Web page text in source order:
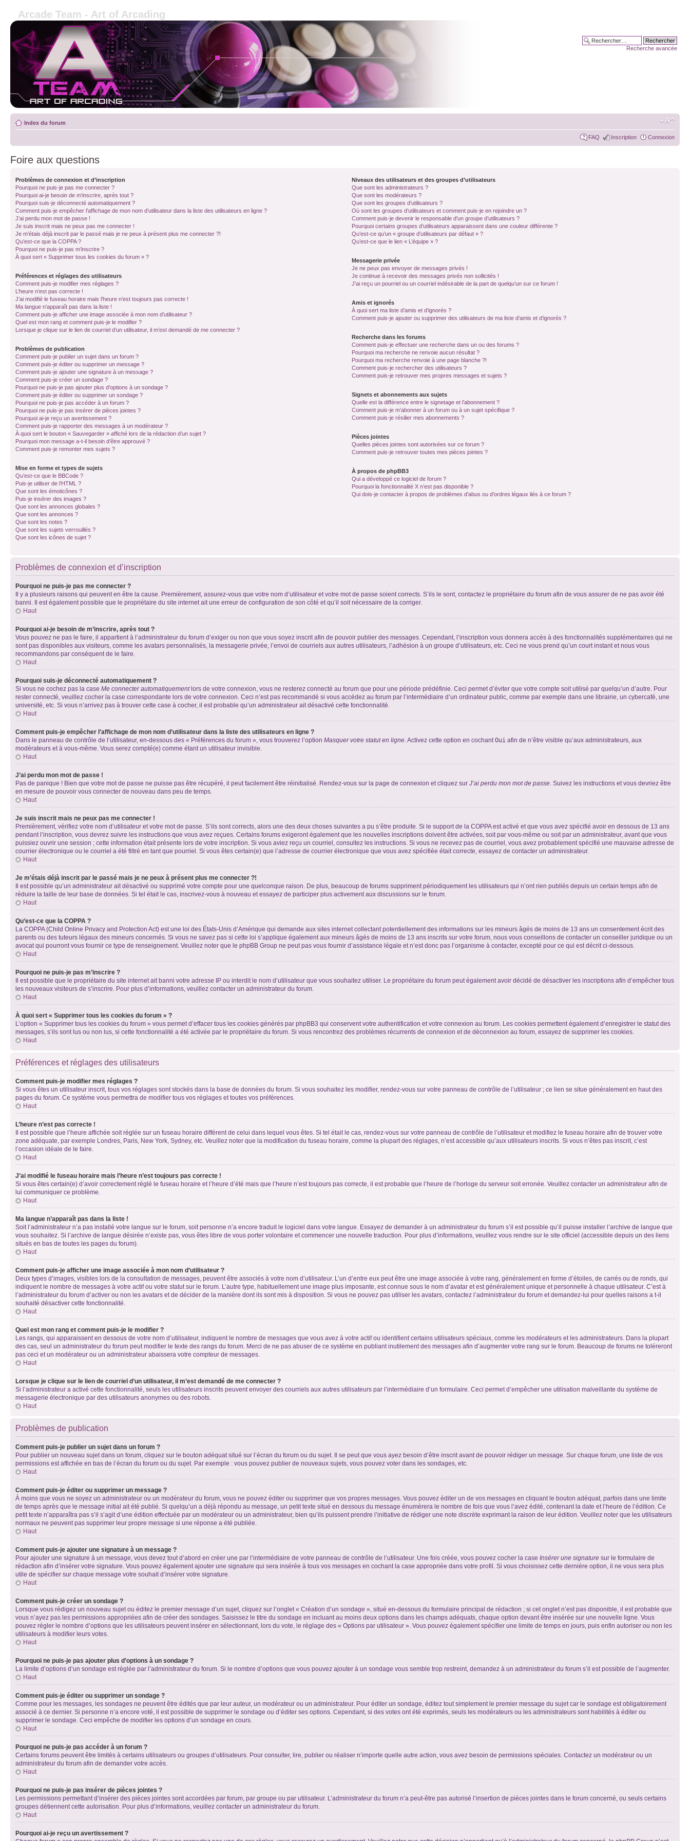
Arcade Team - Art of Arcading
Recherche avancée
Index du forum
FAQ Inscription Connexion
Foire aux questions
Problèmes de connexion et d’inscription
Pourquoi ne puis-je pas me connecter ?
Pourquoi ai-je besoin de m’inscrire, après tout ?
Pourquoi suis-je déconnecté automatiquement ?
Comment puis-je empêcher l’affichage de mon nom d’utilisateur dans la liste des utilisateurs en ligne ?
J’ai perdu mon mot de passe !
Je suis inscrit mais ne peux pas me connecter !
Je m’étais déjà inscrit par le passé mais je ne peux à présent plus me connecter ?!
Qu’est-ce que la COPPA ?
Pourquoi ne puis-je pas m’inscrire ?
À quoi sert « Supprimer tous les cookies du forum » ?
Préférences et réglages des utilisateurs
Comment puis-je modifier mes réglages ?
L’heure n’est pas correcte !
J’ai modifié le fuseau horaire mais l’heure n’est toujours pas correcte !
Ma langue n’apparaît pas dans la liste !
Comment puis-je afficher une image associée à mon nom d’utilisateur ?
Quel est mon rang et comment puis-je le modifier ?
Lorsque je clique sur le lien de courriel d’un utilisateur, il m’est demandé de me connecter ?
Problèmes de publication
Comment puis-je publier un sujet dans un forum ?
Comment puis-je éditer ou supprimer un message ?
Comment puis-je ajouter une signature à un message ?
Comment puis-je créer un sondage ?
Pourquoi ne puis-je pas ajouter plus d’options à un sondage ?
Comment puis-je éditer ou supprimer un sondage ?
Pourquoi ne puis-je pas accéder à un forum ?
Pourquoi ne puis-je pas insérer de pièces jointes ?
Pourquoi ai-je reçu un avertissement ?
Comment puis-je rapporter des messages à un modérateur ?
À quoi sert le bouton « Sauvegarder » affiché lors de la rédaction d’un sujet ?
Pourquoi mon message a-t-il besoin d’être approuvé ?
Comment puis-je remonter mes sujets ?
Mise en forme et types de sujets
Qu’est-ce que le BBCode ?
Puis-je utiliser de l’HTML ?
Que sont les émoticônes ?
Puis-je insérer des images ?
Que sont les annonces globales ?
Que sont les annonces ?
Que sont les notes ?
Que sont les sujets verrouillés ?
Que sont les icônes de sujet ?
Niveaux des utilisateurs et des groupes d’utilisateurs
Que sont les administrateurs ?
Que sont les modérateurs ?
Que sont les groupes d’utilisateurs ?
Où sont les groupes d’utilisateurs et comment puis-je en rejoindre un ?
Comment puis-je devenir le responsable d’un groupe d’utilisateurs ?
Pourquoi certains groupes d’utilisateurs apparaissent dans une couleur différente ?
Qu’est-ce qu’un « groupe d’utilisateurs par défaut » ?
Qu’est-ce que le lien « L’équipe » ?
Messagerie privée
Je ne peux pas envoyer de messages privés !
Je continue à recevoir des messages privés non sollicités !
J’ai reçu un pourriel ou un courriel indésirable de la part de quelqu’un sur ce forum !
Amis et ignorés
À quoi sert ma liste d’amis et d’ignorés ?
Comment puis-je ajouter ou supprimer des utilisateurs de ma liste d’amis et d’ignorés ?
Recherche dans les forums
Comment puis-je effectuer une recherche dans un ou des forums ?
Pourquoi ma recherche ne renvoie aucun résultat ?
Pourquoi ma recherche renvoie à une page blanche ?!
Comment puis-je rechercher des utilisateurs ?
Comment puis-je retrouver mes propres messages et sujets ?
Signets et abonnements aux sujets
Quelle est la différence entre le signetage et l’abonnement ?
Comment puis-je m’abonner à un forum ou à un sujet spécifique ?
Comment puis-je résilier mes abonnements ?
Pièces jointes
Quelles pièces jointes sont autorisées sur ce forum ?
Comment puis-je retrouver toutes mes pièces jointes ?
À propos de phpBB3
Qui a développé ce logiciel de forum ?
Pourquoi la fonctionnalité X n’est pas disponible ?
Qui dois-je contacter à propos de problèmes d’abus ou d’ordres légaux liés à ce forum ?
Problèmes de connexion et d’inscription
Pourquoi ne puis-je pas me connecter ?
Il y a plusieurs raisons qui peuvent en être la cause. Premièrement, assurez-vous que votre nom d’utilisateur et votre mot de passe soient corrects. S’ils le sont, contactez le propriétaire du forum afin de vous assurer de ne pas avoir été
banni. Il est également possible que le propriétaire du site internet ait une erreur de configuration de son côté et qu’il soit nécessaire de la corriger.
Haut
Pourquoi ai-je besoin de m’inscrire, après tout ?
Vous pouvez ne pas le faire, il appartient à l’administrateur du forum d’exiger ou non que vous soyez inscrit afin de pouvoir publier des messages. Cependant, l’inscription vous donnera accès à des fonctionnalités supplémentaires qui ne
sont pas disponibles aux visiteurs, comme les avatars personnalisés, la messagerie privée, l’envoi de courriels aux autres utilisateurs, l’adhésion à un groupe d’utilisateurs, etc. Ceci ne vous prend qu’un court instant et nous vous
recommandons par conséquent de le faire.
Haut
Pourquoi suis-je déconnecté automatiquement ?
Si vous ne cochez pas la case Me connecter automatiquementlors de votre connexion, vous ne resterez connecté au forum que pour une période prédéfinie. Ceci permet d’éviter que votre compte soit utilisé par quelqu’un d’autre. Pour
rester connecté, veuillez cocher la case correspondante lors de votre connexion. Ceci n’est pas recommandé si vous accédez au forum par l’intermédiaire d’un ordinateur public, comme par exemple dans une librairie, un cybercafé, une
université, etc. Si vous n’arrivez pas à trouver cette case à cocher, il est probable qu’un administrateur ait désactivé cette fonctionnalité.
Haut
Comment puis-je empêcher l’affichage de mon nom d’utilisateur dans la liste des utilisateurs en ligne ?
Dans le panneau de contrôle de l’utilisateur, en-dessous des « Préférences du forum », vous trouverez l’option Masquer votre statut en ligne. Activez cette option en cochantOui afin de n’être visible qu’aux administrateurs, aux
modérateurs et à vous-même. Vous serez compté(e) comme étant un utilisateur invisible.
Haut
J’ai perdu mon mot de passe !
Pas de panique ! Bien que votre mot de passe ne puisse pas être récupéré, il peut facilement être réinitialisé. Rendez-vous sur la page de connexion et cliquez sur J’ai perdu mon mot de passe. Suivez les instructions et vous devriez être
en mesure de pouvoir vous connecter de nouveau dans peu de temps.
Haut
Je suis inscrit mais ne peux pas me connecter !
Premièrement, vérifiez votre nom d’utilisateur et votre mot de passe. S’ils sont corrects, alors une des deux choses suivantes a pu s’être produite. Si le support de la COPPA est activé et que vous avez spécifié avoir en dessous de 13 ans
pendant l’inscription, vous devrez suivre les instructions que vous avez reçues. Certains forums exigeront également que les nouvelles inscriptions doivent être activées, soit par vous-même ou soit par un administrateur, avant que vous
puissiez ouvrir une session ; cette information était présente lors de votre inscription. Si vous aviez reçu un courriel, consultez les instructions. Si vous ne recevez pas de courriel, vous avez probablement spécifié une mauvaise adresse de
courrier électronique ou le courriel a été filtré en tant que pourriel. Si vous êtes certain(e) que l’adresse de courrier électronique que vous avez spécifiée était correcte, essayez de contacter un administrateur.
Haut
Je m’étais déjà inscrit par le passé mais je ne peux à présent plus me connecter ?!
Il est possible qu’un administrateur ait désactivé ou supprimé votre compte pour une quelconque raison. De plus, beaucoup de forums suppriment périodiquement les utilisateurs qui n’ont rien publiés depuis un certain temps afin de
réduire la taille de leur base de données. Si tel était le cas, inscrivez-vous à nouveau et essayez de participer plus activement aux discussions sur le forum.
Haut
Qu’est-ce que la COPPA ?
La COPPA (Child Online Privacy and Protection Act) est une loi des États-Unis d’Amérique qui demande aux sites internet collectant potentiellement des informations sur les mineurs âgés de moins de 13 ans un consentement écrit des
parents ou des tuteurs légaux des mineurs concernés. Si vous ne savez pas si cette loi s’applique également aux mineurs âgés de moins de 13 ans inscrits sur votre forum, nous vous conseillons de contacter un conseiller juridique ou un
avocat qui pourront vous fournir ce type de renseignement. Veuillez noter que le phpBB Group ne peut pas vous fournir d’assistance légale et n’est donc pas l’organisme à contacter, excepté pour ce qui est décrit ci-dessous.
Haut
Pourquoi ne puis-je pas m’inscrire ?
Il est possible que le propriétaire du site internet ait banni votre adresse IP ou interdit le nom d’utilisateur que vous souhaitez utiliser. Le propriétaire du forum peut également avoir décidé de désactiver les inscriptions afin d’empêcher tous
les nouveaux visiteurs de s’inscrire. Pour plus d’informations, veuillez contacter un administrateur du forum.
Haut
À quoi sert « Supprimer tous les cookies du forum » ?
L’option « Supprimer tous les cookies du forum » vous permet d’effacer tous les cookies générés par phpBB3 qui conservent votre authentification et votre connexion au forum. Les cookies permettent également d’enregistrer le statut des
messages, s’ils sont lus ou non lus, si cette fonctionnalité a été activée par le propriétaire du forum. Si vous rencontrez des problèmes récurrents de connexion et de déconnexion au forum, essayez de supprimer les cookies.
Haut
Préférences et réglages des utilisateurs
Comment puis-je modifier mes réglages ?
Si vous êtes un utilisateur inscrit, tous vos réglages sont stockés dans la base de données du forum. Si vous souhaitez les modifier, rendez-vous sur votre panneau de contrôle de l’utilisateur ; ce lien se situe généralement en haut des
pages du forum. Ce système vous permettra de modifier tous vos réglages et toutes vos préférences.
Haut
L’heure n’est pas correcte !
Il est possible que l’heure affichée soit réglée sur un fuseau horaire différent de celui dans lequel vous êtes. Si tel était le cas, rendez-vous sur votre panneau de contrôle de l’utilisateur et modifiez le fuseau horaire afin de trouver votre
zone adéquate, par exemple Londres, Paris, New York, Sydney, etc. Veuillez noter que la modification du fuseau horaire, comme la plupart des réglages, n’est accessible qu’aux utilisateurs inscrits. Si vous n’êtes pas inscrit, c’est
l’occasion idéale de le faire.
Haut
J’ai modifié le fuseau horaire mais l’heure n’est toujours pas correcte !
Si vous êtes certain(e) d’avoir correctement réglé le fuseau horaire et l’heure d’été mais que l’heure n’est toujours pas correcte, il est probable que l’heure de l’horloge du serveur soit erronée. Veuillez contacter un administrateur afin de
lui communiquer ce problème.
Haut
Ma langue n’apparaît pas dans la liste !
Soit l’administrateur n’a pas installé votre langue sur le forum, soit personne n’a encore traduit le logiciel dans votre langue. Essayez de demander à un administrateur du forum s’il est possible qu’il puisse installer l’archive de langue que
vous souhaitez. Si l’archive de langue désirée n’existe pas, vous êtes libre de vous porter volontaire et commencer une nouvelle traduction. Pour plus d’informations, veuillez vous rendre sur le site officiel (accessible depuis un des liens
situés en bas de toutes les pages du forum).
Haut
Comment puis-je afficher une image associée à mon nom d’utilisateur ?
Deux types d’images, visibles lors de la consultation de messages, peuvent être associés à votre nom d’utilisateur. L’un d’entre eux peut être une image associée à votre rang, généralement en forme d’étoiles, de carrés ou de ronds, qui
indiquent le nombre de messages à votre actif ou votre statut sur le forum. L’autre type, habituellement une image plus imposante, est connue sous le nom d’avatar et est généralement unique et personnelle à chaque utilisateur. C’est à
l’administrateur du forum d’activer ou non les avatars et de décider de la manière dont ils sont mis à disposition. Si vous ne pouvez pas utiliser les avatars, contactez l’administrateur du forum et demandez-lui pour quelles raisons a t-il
souhaité désactiver cette fonctionnalité.
Haut
Quel est mon rang et comment puis-je le modifier ?
Les rangs, qui apparaissent en dessous de votre nom d’utilisateur, indiquent le nombre de messages que vous avez à votre actif ou identifient certains utilisateurs spéciaux, comme les modérateurs et les administrateurs. Dans la plupart
des cas, seul un administrateur du forum peut modifier le texte des rangs du forum. Merci de ne pas abuser de ce système en publiant inutilement des messages afin d’augmenter votre rang sur le forum. Beaucoup de forums ne toléreront
pas ceci et un modérateur ou un administrateur abaissera votre compteur de messages.
Haut
Lorsque je clique sur le lien de courriel d’un utilisateur, il m’est demandé de me connecter ?
Si l’administrateur a activé cette fonctionnalité, seuls les utilisateurs inscrits peuvent envoyer des courriels aux autres utilisateurs par l’intermédiaire d’un formulaire. Ceci permet d’empêcher une utilisation malveillante du système de
messagerie électronique par des utilisateurs anonymes ou des robots.
Haut
Problèmes de publication
Comment puis-je publier un sujet dans un forum ?
Pour publier un nouveau sujet dans un forum, cliquez sur le bouton adéquat situé sur l’écran du forum ou du sujet. Il se peut que vous ayez besoin d’être inscrit avant de pouvoir rédiger un message. Sur chaque forum, une liste de vos
permissions est affichée en bas de l’écran du forum ou du sujet. Par exemple : vous pouvez publier de nouveaux sujets, vous pouvez voter dans les sondages, etc.
Haut
Comment puis-je éditer ou supprimer un message ?
À moins que vous ne soyez un administrateur ou un modérateur du forum, vous ne pouvez éditer ou supprimer que vos propres messages. Vous pouvez éditer un de vos messages en cliquant le bouton adéquat, parfois dans une limite
de temps après que le message initial ait été publié. Si quelqu’un a déjà répondu au message, un petit texte situé en dessous du message énumèrera le nombre de fois que vous l’avez édité, contenant la date et l’heure de l’édition. Ce
petit texte n’apparaîtra pas s’il s’agit d’une édition effectuée par un modérateur ou un administrateur, bien qu’ils puissent prendre l’initiative de rédiger une note discrète exprimant la raison de leur édition. Veuillez noter que les utilisateurs
normaux ne peuvent pas supprimer leur propre message si une réponse a été publiée.
Haut
Comment puis-je ajouter une signature à un message ?
Pour ajouter une signature à un message, vous devez tout d’abord en créer une par l’intermédiaire de votre panneau de contrôle de l’utilisateur. Une fois créée, vous pouvez cocher la case Insérer une signature sur le formulaire de
rédaction afin d’insérer votre signature. Vous pouvez également ajouter une signature qui sera insérée à tous vos messages en cochant la case appropriée dans votre profil. Si vous choisissez cette dernière option, il ne vous sera plus
utile de spécifier sur chaque message votre souhait d’insérer votre signature.
Haut
Comment puis-je créer un sondage ?
Lorsque vous rédigez un nouveau sujet ou éditez le premier message d’un sujet, cliquez sur l’onglet « Création d’un sondage », situé en-dessous du formulaire principal de rédaction ; si cet onglet n’est pas disponible, il est probable que
vous n’ayez pas les permissions appropriées afin de créer des sondages. Saisissez le titre du sondage en incluant au moins deux options dans les champs adéquats, chaque option devant être insérée sur une nouvelle ligne. Vous
pouvez régler le nombre d’options que les utilisateurs peuvent insérer en sélectionnant, lors du vote, le réglage des « Options par utilisateur ». Vous pouvez également spécifier une limite de temps en jours, puis enfin autoriser ou non les
utilisateurs à modifier leurs votes.
Haut
Pourquoi ne puis-je pas ajouter plus d’options à un sondage ?
La limite d’options d’un sondage est réglée par l’administrateur du forum. Si le nombre d’options que vous pouvez ajouter à un sondage vous semble trop restreint, demandez à un administrateur du forum s’il est possible de l’augmenter.
Haut
Comment puis-je éditer ou supprimer un sondage ?
Comme pour les messages, les sondages ne peuvent être édités que par leur auteur, un modérateur ou un administrateur. Pour éditer un sondage, éditez tout simplement le premier message du sujet car le sondage est obligatoirement
associé à ce dernier. Si personne n’a encore voté, il est possible de supprimer le sondage ou d’éditer ses options. Cependant, si des votes ont été exprimés, seuls les modérateurs ou les administrateurs sont habilités à éditer ou
supprimer le sondage. Ceci empêche de modifier les options d’un sondage en cours.
Haut
Pourquoi ne puis-je pas accéder à un forum ?
Certains forums peuvent être limités à certains utilisateurs ou groupes d’utilisateurs. Pour consulter, lire, publier ou réaliser n’importe quelle autre action, vous avez besoin de permissions spéciales. Contactez un modérateur ou un
administrateur du forum afin de demander votre accès.
Haut
Pourquoi ne puis-je pas insérer de pièces jointes ?
Les permissions permettant d’insérer des pièces jointes sont accordées par forum, par groupe ou par utilisateur. L’administrateur du forum n’a peut-être pas autorisé l’insertion de pièces jointes dans le forum concerné, ou seuls certains
groupes détiennent cette autorisation. Pour plus d’informations, veuillez contacter un administrateur du forum.
Haut
Pourquoi ai-je reçu un avertissement ?